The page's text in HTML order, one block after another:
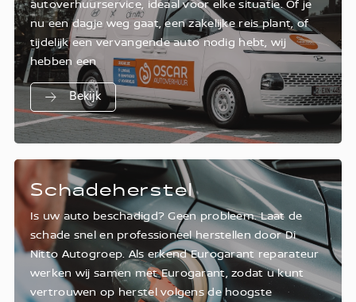
autoverhuurservice, ideaal voor elke situatie. Of je
nu een dagje weg gaat, een zakelijke reis plant, of
tijdelijk een vervangende auto nodig hebt, wij
hebben een
Bekijk
Schadeherstel
Is uw auto beschadigd? Geen probleem. Laat de
schade snel en professioneel herstellen door Di
Nitto Autogroep. Als erkend Eurogarant reparateur
werken wij samen met Eurogarant, zodat u kunt
vertrouwen op herstel volgens de hoogste